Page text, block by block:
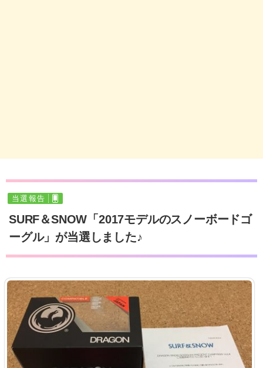
当選報告
SURF＆SNOW「2017モデルのスノーボードゴ
ーグル」が当選しました♪